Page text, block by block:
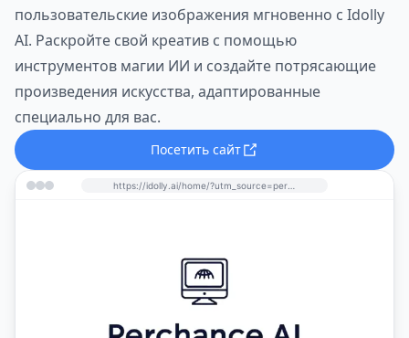
пользовательские изображения мгновенно с Idolly
AI. Раскройте свой креатив с помощью
инструментов магии ИИ и создайте потрясающие
произведения искусства, адаптированные
специально для вас.
Посетить сайт